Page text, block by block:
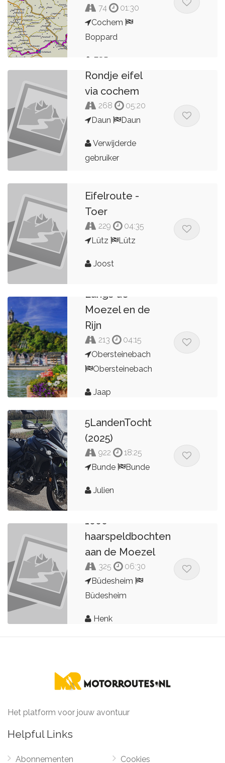
74
01:30
Cochem
Boppard
ESR
Rondje eifel
via cochem
268
05:20
Daun
Daun
Verwijderde
gebruiker
Eifelroute -
Toer
229
04:35
Lütz
Lütz
Joost
Langs de
Moezel en de
Rijn
213
04:15
Obersteinebach
Obersteinebach
Jaap
5LandenTocht
(2025)
922
18:25
Bunde
Bunde
Julien
1000
haarspeldbochten
aan de Moezel
325
06:30
Büdesheim
Büdesheim
Henk
Het platform voor jouw avontuur
Helpful Links
Abonnementen Cookies